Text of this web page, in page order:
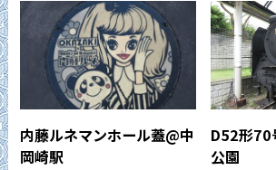
内藤ルネマンホール蓋@中
岡崎駅
D52形70
公園